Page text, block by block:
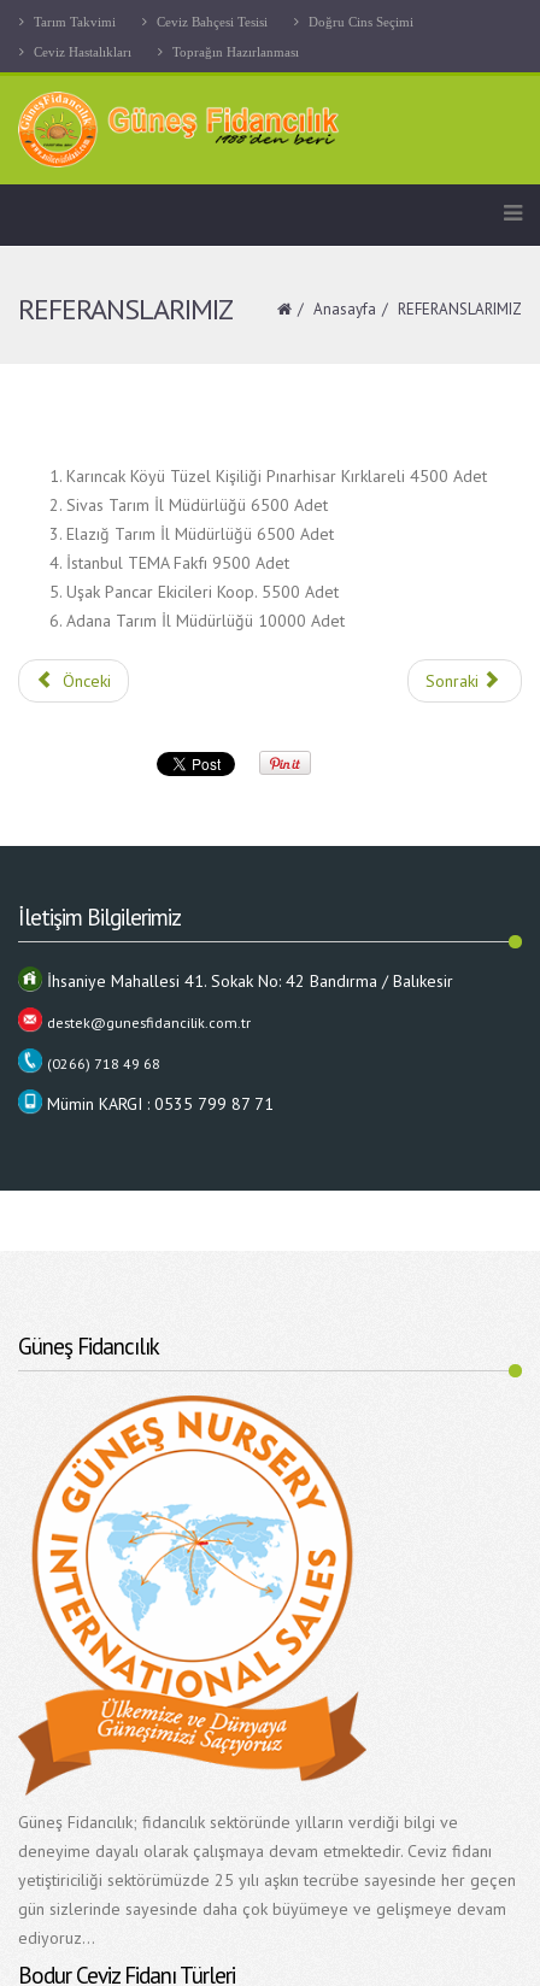
Tarım Takvimi Ceviz Bahçesi Tesisi Doğru Cins Seçimi
Ceviz Hastalıkları Toprağın Hazırlanması
REFERANSLARIMIZ Anasayfa REFERANSLARIMIZ
Karıncak Köyü Tüzel Kişiliği Pınarhisar Kırklareli 4500 Adet
Sivas Tarım İl Müdürlüğü 6500 Adet
Elazığ Tarım İl Müdürlüğü 6500 Adet
İstanbul TEMA Fakfı 9500 Adet
Uşak Pancar Ekicileri Koop. 5500 Adet
Adana Tarım İl Müdürlüğü 10000 Adet
Önceki Sonraki
İletişim Bilgilerimiz
İhsaniye Mahallesi 41. Sokak No: 42 Bandırma / Balıkesir
destek@gunesfidancilik.com.tr
(0266) 718 49 68
Mümin KARGI : 0535 799 87 71
Güneş Fidancılık
Güneş Fidancılık; fidancılık sektöründe yılların verdiği bilgi ve
deneyime dayalı olarak çalışmaya devam etmektedir. Ceviz fidanı
yetiştiriciliği sektörümüzde 25 yılı aşkın tecrübe sayesinde her geçen
gün sizlerinde sayesinde daha çok büyümeye ve gelişmeye devam
ediyoruz...
Bodur Ceviz Fidanı Türleri